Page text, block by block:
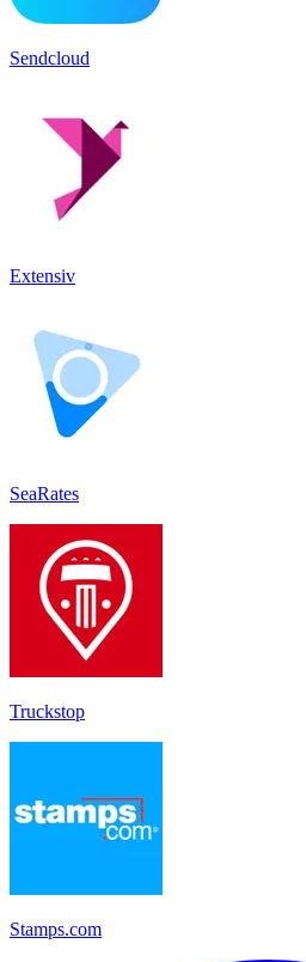
Sendcloud
Extensiv
SeaRates
Truckstop
Stamps.com